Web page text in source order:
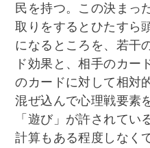
民を持つ。この決まっ
取りをするとひたすら
になるところを、若干
ド効果と、相手のカー
のカードに対して相対
混ぜ込んで心理戦要素
「遊び」が許されてい
計算もある程度しなく